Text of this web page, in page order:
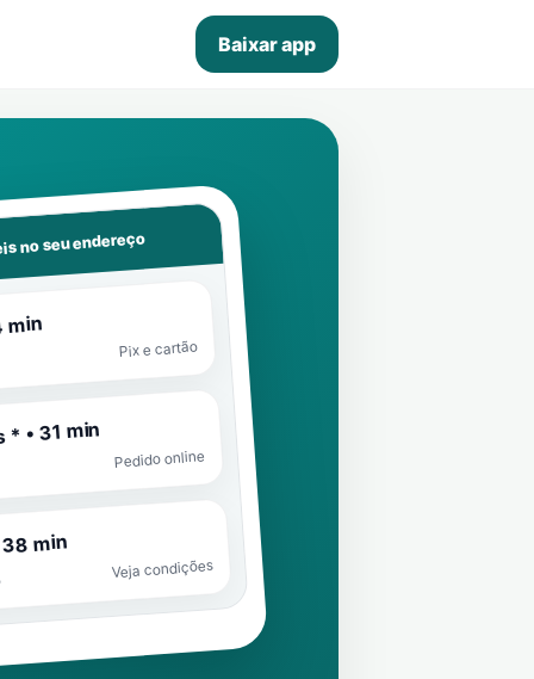
Baixar app
no seu endereço
min
Pix e cartão
• 31 min
Pedido online
min
Veja condições